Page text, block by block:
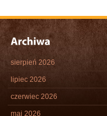
sierpień 2026
lipiec 2026
czerwiec 2026
maj 2026